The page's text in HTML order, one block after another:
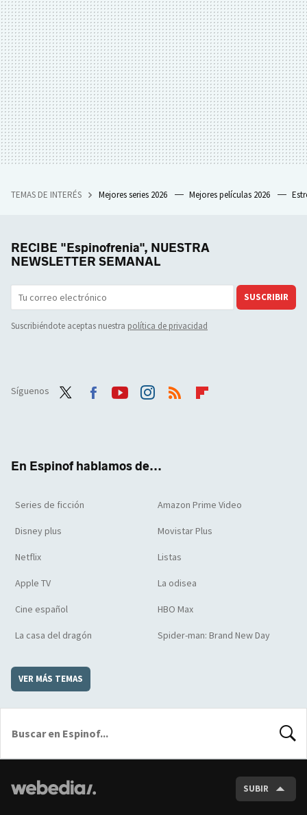
TEMAS DE INTERÉS Mejores series 2026 Mejores películas 2026
RECIBE "Espinofrenia", NUESTRA
NEWSLETTER SEMANAL
SUSCRIBIR
Suscribiéndote aceptas nuestra política de privacidad
Síguenos
En Espinof hablamos de...
Series de ficción Amazon Prime Video
Disney plus Movistar Plus
Netflix Listas
Apple TV La odisea
Cine español HBO Max
La casa del dragón Spider-man: Brand New Day
VER MÁS TEMAS
SUBIR